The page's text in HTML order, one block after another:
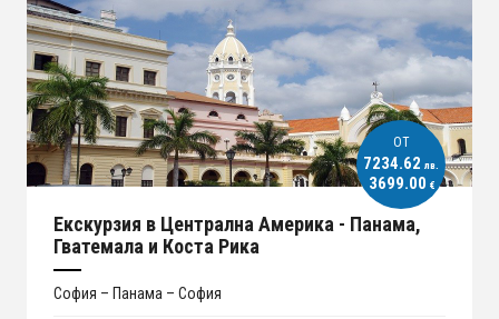
ОT
7234.62 лв.
3699.00 €
Екскурзия в Централна Америка - Панама,
Гватемала и Коста Рика
София – Панама – София